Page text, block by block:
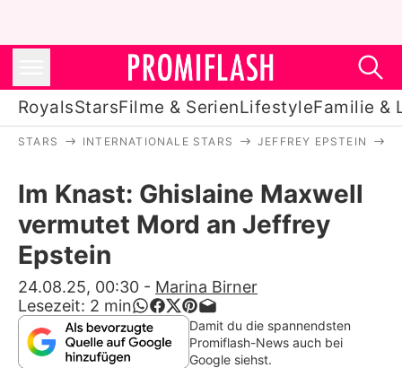
RoyalsStarsFilme & SerienLifestyleFamilie &
Stars
Filme & Serien
Lifestyle
Familie & Liebe
Promiflash Exklusiv
STARS INTERNATIONALE STARS JEFFREY EPSTEIN
Im Knast: Ghislaine Maxwell
vermutet Mord an Jeffrey
Epstein
24.08.25, 00:30 - Marina Birner
Lesezeit: 2 min
Damit du die spannendsten
Promiflash-News auch bei
Google siehst.